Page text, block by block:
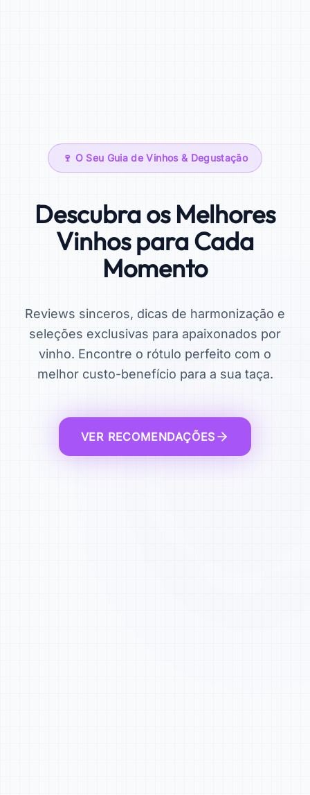
🍷 O Seu Guia de Vinhos & Degustação
Descubra os Melhores
Vinhos para Cada
Momento
Reviews sinceros, dicas de harmonização e
seleções exclusivas para apaixonados por
vinho. Encontre o rótulo perfeito com o
melhor custo-benefício para a sua taça.
VER RECOMENDAÇÕES